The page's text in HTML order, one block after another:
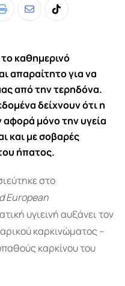
Print
ShareTiktok
καθημερινό
απαραίτητο για να
από την τερηδόνα.
δείχνουν ότι η
αφορά μόνο την υγεία
και με σοβαρές
ήπατος.
στο
European
υγιεινή αυξάνει τον
καρκινώματος –
καρκίνου του